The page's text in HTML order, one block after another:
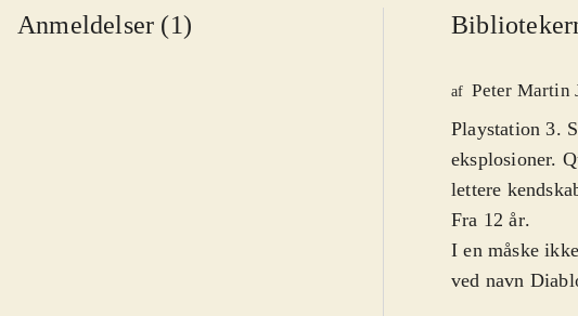
Anmeldelser (1)
af Peter Martin
Playstation 3.
eksplosioner.
lettere
Fra 12 år.
I en måske
ved navn